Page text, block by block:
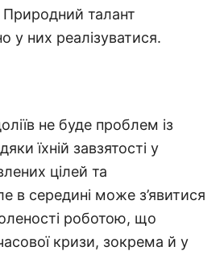
талант
у них реалізуватися.
не буде проблем із
їхній завзятості у
цілей та
в середині може з’явитися
роботою, що
кризи, зокрема й у